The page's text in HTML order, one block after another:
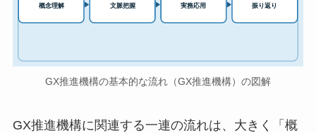
概念理解 文脈把握 実務応用 振り返り
GX推進機構の基本的な流れ（GX推進機構）の図解
GX推進機構に関連する一連の流れは、大きく「概